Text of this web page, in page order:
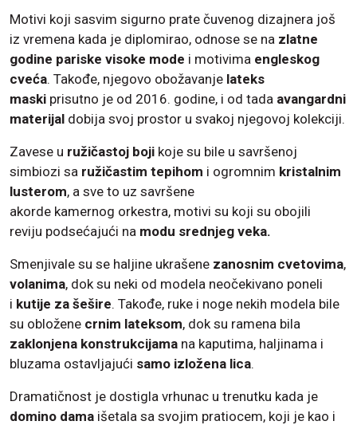
Motivi koji sasvim sigurno prate čuvenog dizajnera još
iz vremena kada je diplomirao, odnose se na zlatne
godine pariske visoke mode i motivima engleskog
cveća. Takođe, njegovo obožavanje lateks
maski prisutno je od 2016. godine, i od tada avangardni
materijal dobija svoj prostor u svakoj njegovoj kolekciji.
Zavese u ružičastoj boji koje su bile u savršenoj
simbiozi sa ružičastim tepihom i ogromnim kristalnim
lusterom, a sve to uz savršene
akorde kamernog orkestra, motivi su koji su obojili
reviju podsećajući na modu srednjeg veka.
Smenjivale su se haljine ukrašene zanosnim cvetovima,
volanima, dok su neki od modela neočekivano poneli
i kutije za šešire. Takođe, ruke i noge nekih modela bile
su obložene crnim lateksom, dok su ramena bila
zaklonjena konstrukcijama na kaputima, haljinama i
bluzama ostavljajući samo izložena lica.
Dramatičnost je dostigla vrhunac u trenutku kada je
domino dama išetala sa svojim pratiocem, koji je kao i